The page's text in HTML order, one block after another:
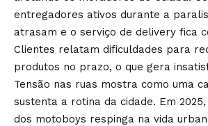
entregadores ativos durante a
atrasam e o serviço de delivery fica
Clientes relatam dificuldades para
produtos no prazo, o que gera
Tensão nas ruas mostra como uma
sustenta a rotina da cidade. Em
dos motoboys respinga na vida